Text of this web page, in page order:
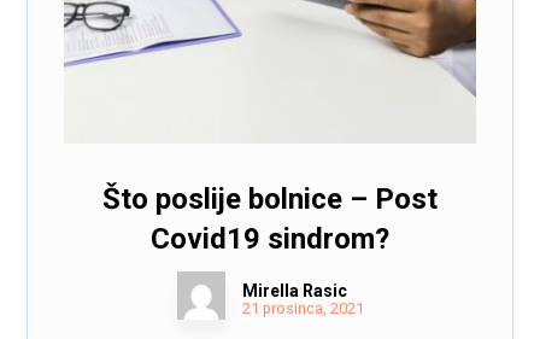
Što poslije bolnice – Post
Covid19 sindrom?
Mirella Rasic
21 prosinca, 2021